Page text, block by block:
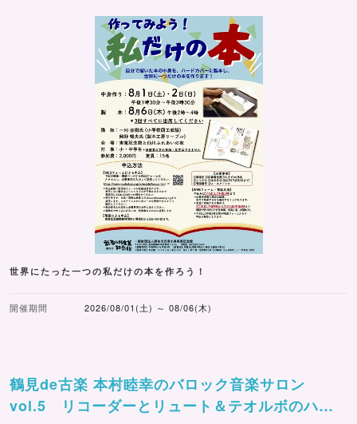
世界にたった一つの私だけの本を作ろう！
開催期間 2026/08/01(土) ～ 08/06(木)
鶴見de古楽 本村睦幸のバロック音楽サロン
vol.5 リコーダーとリュート＆テオルボのハー